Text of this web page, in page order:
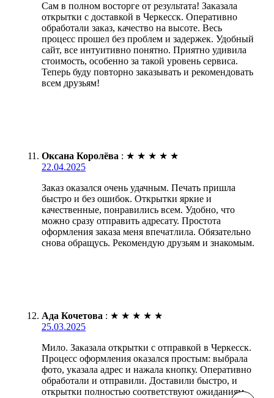
Сам в полном восторге от результата! Заказала
открытки с доставкой в Черкесск. Оперативно
обработали заказ, качество на высоте. Весь
процесс прошел без проблем и задержек. Удобный
сайт, все интуитивно понятно. Приятно удивила
стоимость, особенно за такой уровень сервиса.
Теперь буду повторно заказывать и рекомендовать
всем друзьям!
Оксана Королёва : ★ ★ ★ ★ ★
22.04.2025
Заказ оказался очень удачным. Печать пришла
быстро и без ошибок. Открытки яркие и
качественные, понравились всем. Удобно, что
можно сразу отправить адресату. Простота
оформления заказа меня впечатлила. Обязательно
снова обращусь. Рекомендую друзьям и знакомым.
Ада Кочетова : ★ ★ ★ ★ ★
25.03.2025
Мило. Заказала открытки с отправкой в Черкесск.
Процесс оформления оказался простым: выбрала
фото, указала адрес и нажала кнопку. Оперативно
обработали и отправили. Доставили быстро, и
открытки полностью соответствуют ожиданиям.